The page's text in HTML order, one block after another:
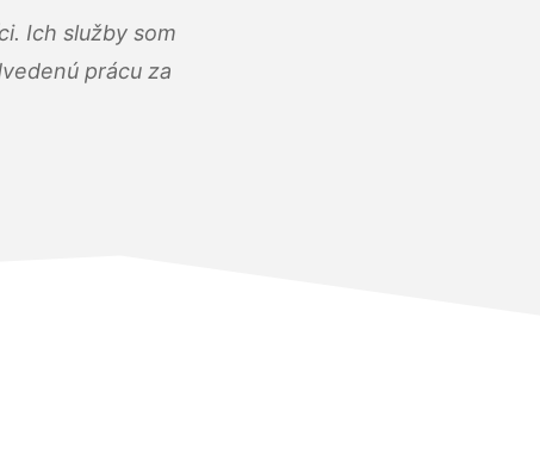
Ich služby som
prácu za